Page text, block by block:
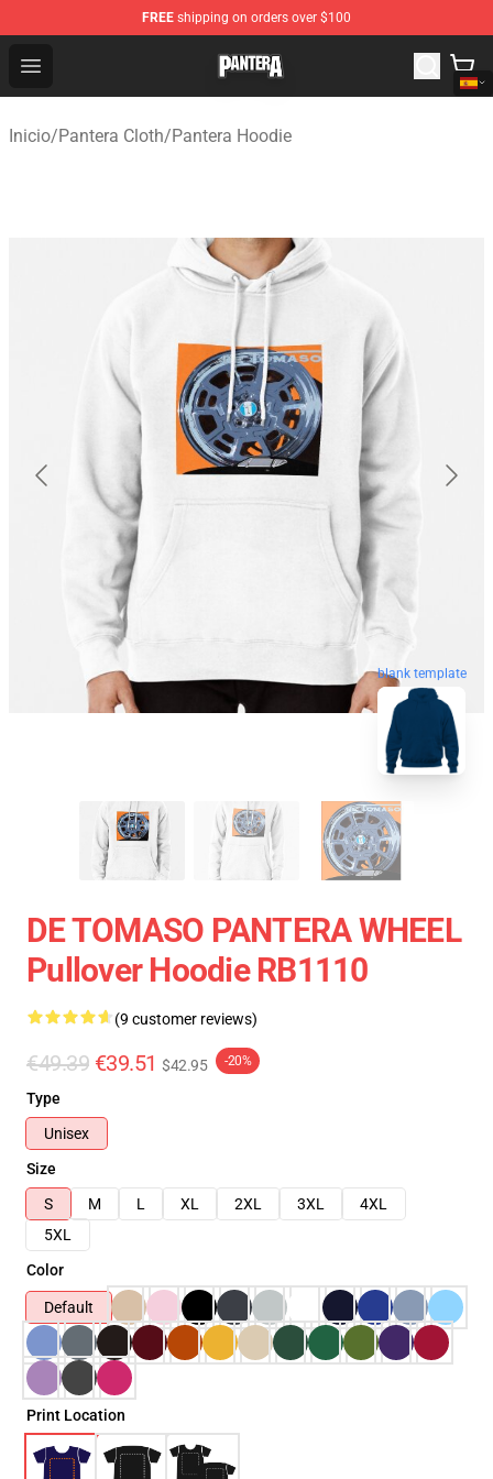
FREE shipping on orders over $100
Open menu
Pantera Store - Official Pantera Merchandise Shop
Inicio/Pantera Cloth/Pantera Hoodie
blank template
DE TOMASO PANTERA WHEEL
Pullover Hoodie RB1110
(9 customer reviews)
€49.39 €39.51 $42.95 -20%
Type
Unisex
Size
S
M L XL 2XL 3XL
4XL
5XL
Color
Default
Print Location